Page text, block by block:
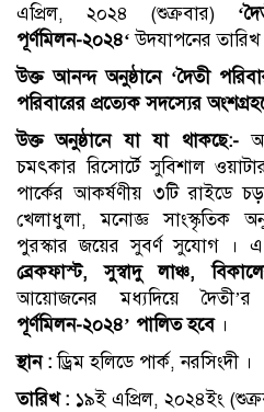
এপ্রিল, ২০২৪ (শুক্রবার) ‘
পূর্ণমিলন-২০২৪‘উদযাপনের তারিখ
উক্ত আনন্দ অনুষ্ঠানে ‘দৈতী
পরিবারের প্রত্যেক সদস্যের
উক্ত অনুষ্ঠানে যা যা থাকছে:-
চমৎকার রিসোর্টে সুবিশাল
পার্কের আকর্ষণীয় ৩টি রাইডে
খেলাধুলা, মনোজ্ঞ সাংস্কৃতিক
পুরস্কার জয়ের সুবর্ণ সুযোগ
ব্রেকফাস্ট,সুস্বাদুলাঞ্চ,
আয়োজনের মধ্যদিয়ে দৈতী’র
পূর্ণমিলন-২০২৪’ পালিত হবে।
স্থান:ড্রিম হলিডে পার্ক, নরসিংদী ।
তারিখ : ১৯ই এপ্রিল, ২০২৪ইং